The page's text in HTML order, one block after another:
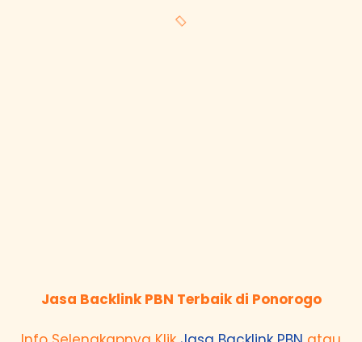
Jasa Backlink PBN Terbaik di Ponorogo